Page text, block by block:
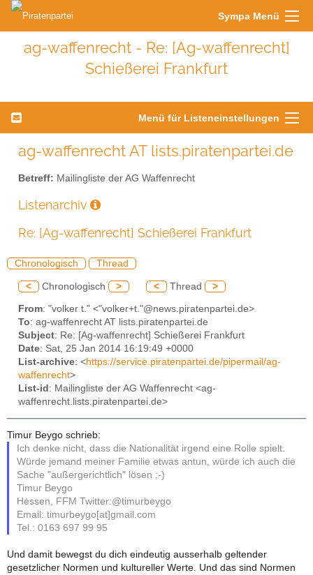
Sympa Menü
ag-waffenrecht - Re: [Ag-waffenrecht]
Schießerei Frankfurt
Menü für Listeneinstellungen
ag-waffenrecht AT lists.piratenpartei.de
Betreff: Mailingliste der AG Waffenrecht
Listenarchiv
Re: [Ag-waffenrecht] Schießerei Frankfurt
Chronologisch Thread
< Chronologisch > < Thread >
From: "volker t." <"volker+t."@news.piratenpartei.de>
To: ag-waffenrecht AT lists.piratenpartei.de
Subject: Re: [Ag-waffenrecht] Schießerei Frankfurt
Date: Sat, 25 Jan 2014 16:19:49 +0000
List-archive: <https://service.piratenpartei.de/pipermail/ag-
waffenrecht>
List-id : Mailingliste der AG Waffenrecht <ag-
waffenrecht.lists.piratenpartei.de>
Timur Beygo schrieb:
Ich denke nicht, dass die Nationalität irgend eine Rolle spielt.
Würde jemand meiner Familie etwas antun, würde ich auch die
Sache "außergerichtlich" lösen ;-)
Timur Beygo
Hessen, FFM Twitter:@timurbeygo
Email: timurbeygo[at]gmail.com
Tel.: 0163 697 99 95
Und damit bewegst du dich eindeutig ausserhalb geltender
gesetzlicher Normen und kultureller Werte. Und das sind Normen